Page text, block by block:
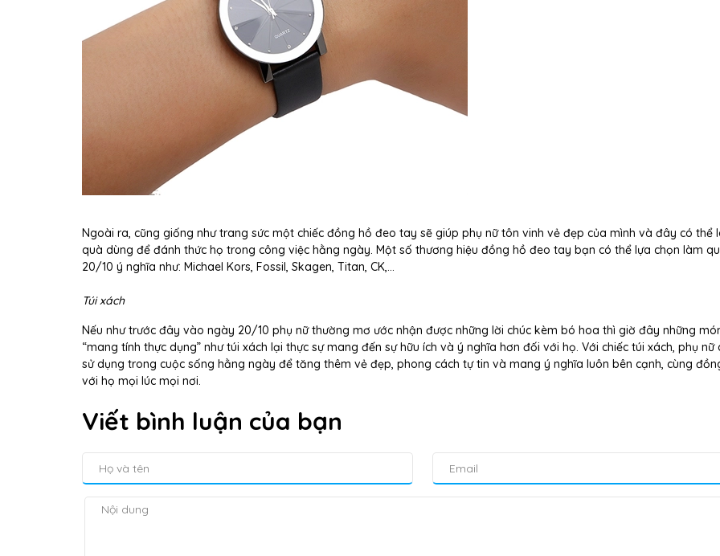
Ngoài ra, cũng giống như trang sức một chiếc đồng hồ đeo tay sẽ giúp phụ nữ tôn vinh vẻ đẹp của mình và đây có thể
quà dùng để đánh thức họ trong công việc hằng ngày. Một số thương hiệu đồng hồ đeo tay bạn có thể lựa chọn làm
20/10 ý nghĩa như: Michael Kors, Fossil, Skagen, Titan, CK,…
Túi xách
Nếu như trước đây vào ngày 20/10 phụ nữ thường mơ ước nhận được những lời chúc kèm bó hoa thì giờ đây những
“mang tính thực dụng” như túi xách lại thực sự mang đến sự hữu ích và ý nghĩa hơn đối với họ. Với chiếc túi xách, phụ nữ
sử dụng trong cuộc sống hằng ngày để tăng thêm vẻ đẹp, phong cách tự tin và mang ý nghĩa luôn bên cạnh, cùng
với họ mọi lúc mọi nơi.
Viết bình luận của bạn